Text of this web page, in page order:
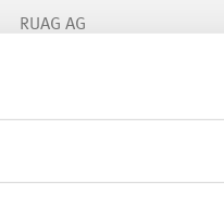
RUAG AG